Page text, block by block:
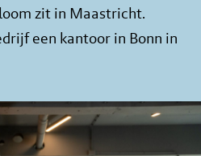
zit in Maastricht.
een kantoor in Bonn in